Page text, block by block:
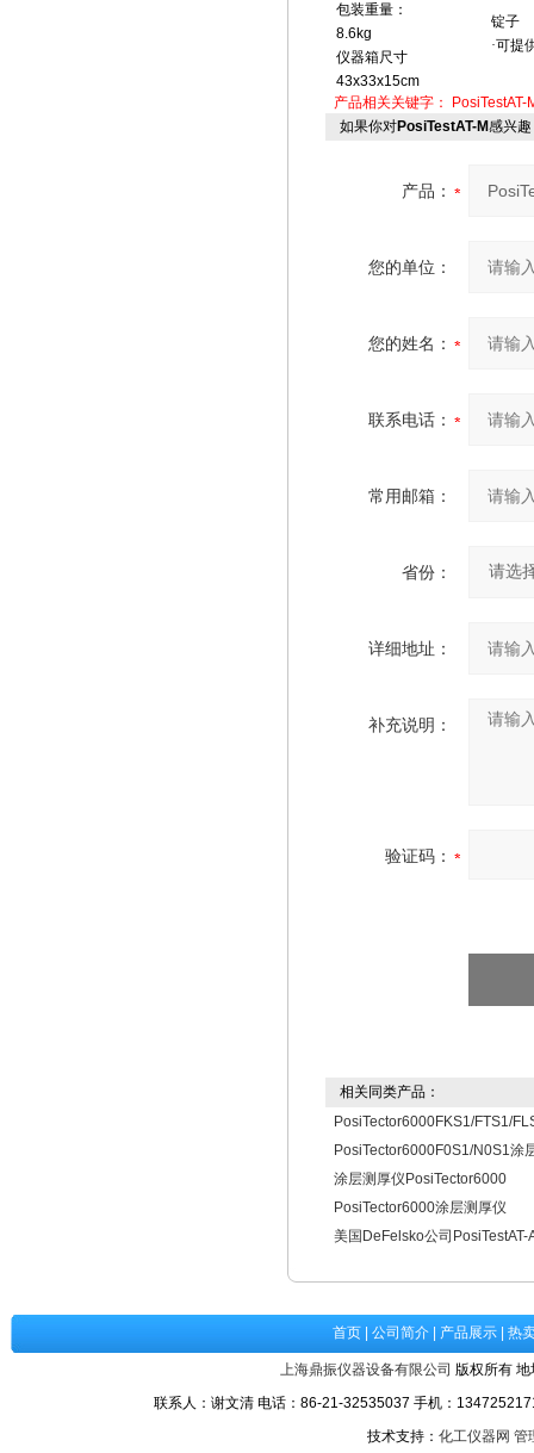
包装重量：
8.6kg
仪器箱尺寸
43x33x15cm
锭子
·可提
产品相关关键字：
PosiTestAT-
如果你对PosiTestAT-M感兴
产品：
您的单位：
您的姓名：
联系电话：
常用邮箱：
省份：
详细地址：
补充说明：
验证码：
相关同类产品：
PosiTector6000FKS1/FTS1/
PosiTector6000F0S1/N0S1涂
涂层测厚仪PosiTector6000
PosiTector6000涂层测厚仪
美国DeFelsko公司PosiTestAT-
首页| 公司简介| 产品展示| 热
上海鼎振仪器设备有限公司 版权所有
联系人：谢文清 电话：86-21-32535037 手机：
技术支持： 化工仪器网 管